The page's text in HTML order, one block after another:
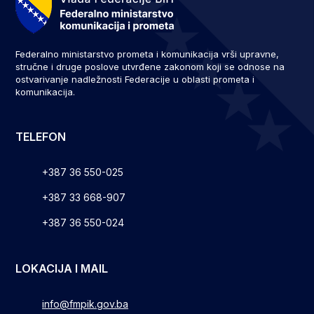
Federalno ministarstvo prometa i komunikacija vrši upravne,
stručne i druge poslove utvrđene zakonom koji se odnose na
ostvarivanje nadležnosti Federacije u oblasti prometa i
komunikacija.
TELEFON
+387 36 550-025
+387 33 668-907
+387 36 550-024
LOKACIJA I MAIL
info@fmpik.gov.ba